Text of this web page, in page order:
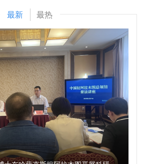
神，在民商法学院筑就青春梦想。 学
生讲授了学院人才培养方案与教学管理
表2023级本科生王思涵和新生代表
行了发言。 此次2025级新生开学典礼
办，为2025级新同学点亮了大学征程
开学第一课为序章，筑牢信仰之基，锤
学院扬起理想风帆，全力谱写为法治中
答卷。 （供稿：民商法学院 撰稿：张
全教育探索出新模式，为后续推进全国
化开展提供了有益参考。 （供稿：经
院）撰稿：王可卓 审核：李建梅）
科交叉、精准定位”为原则，构建模块
善多元化人才培养格局。 （供稿：民
审核：朱茂）
最新 最热